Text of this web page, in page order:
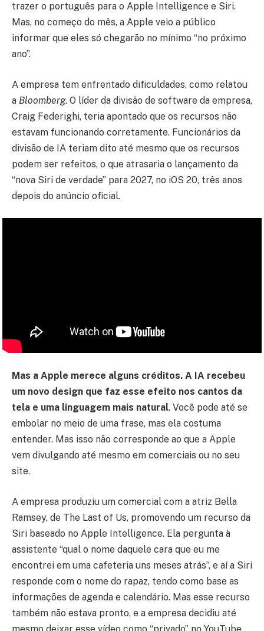
trazer o português para o Apple Intelligence e Siri.
Mas, no começo do mês, a Apple veio a público
informar que eles só chegarão no mínimo “no próximo
ano”.
A empresa tem enfrentado dificuldades, como relatou
a Bloomberg. O líder da divisão de software da empresa,
Craig Federighi, teria apontado que os recursos não
estavam funcionando corretamente. Funcionários da
divisão de IA teriam dito até mesmo que os recursos
podem ser refeitos, o que atrasaria o lançamento da
“nova Siri de verdade” para 2027, no iOS 20, três anos
depois do anúncio oficial.
Mas a Apple merece alguns créditos. A IA recebeu
um novo design que faz esse efeito nos cantos da
tela e uma linguagem mais natural. Você pode até se
embolar no meio de uma frase, mas ela costuma
entender. Mas isso não corresponde ao que a Apple
vem divulgando até mesmo em comerciais ou no seu
site.
A empresa produziu um comercial com a atriz Bella
Ramsey, de The Last of Us, promovendo um recurso da
Siri baseado no Apple Intelligence. Ela pergunta à
assistente “qual o nome daquele cara que eu me
encontrei em uma cafeteria uns meses atrás”, e aí a Siri
responde com o nome do rapaz, tendo como base as
informações de agenda e calendário. Mas esse recurso
também não estava pronto, e a empresa decidiu até